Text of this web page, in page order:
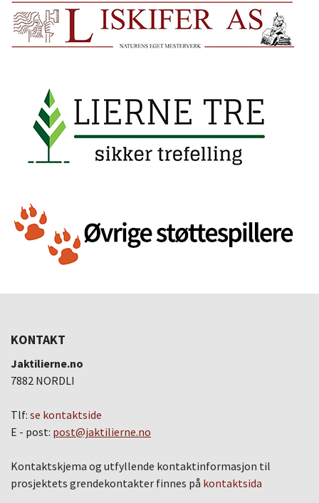
KONTAKT
Jaktilierne.no
7882 NORDLI
Tlf: se kontaktside
E - post: post@jaktilierne.no
Kontaktskjema og utfyllende kontaktinformasjon til
prosjektets grendekontakter finnes på kontaktsida